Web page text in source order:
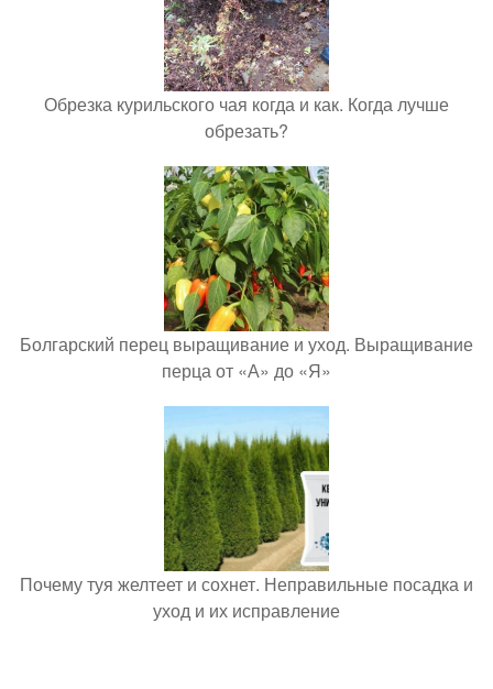
Обрезка курильского чая когда и как. Когда лучше
обрезать?
Болгарский перец выращивание и уход. Выращивание
перца от «А» до «Я»
Почему туя желтеет и сохнет. Неправильные посадка и
уход и их исправление